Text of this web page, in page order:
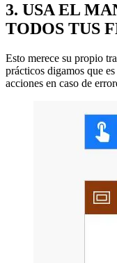
3. USA EL
TODOS TUS
Esto merece su propio
prácticos digamos que
acciones en caso de